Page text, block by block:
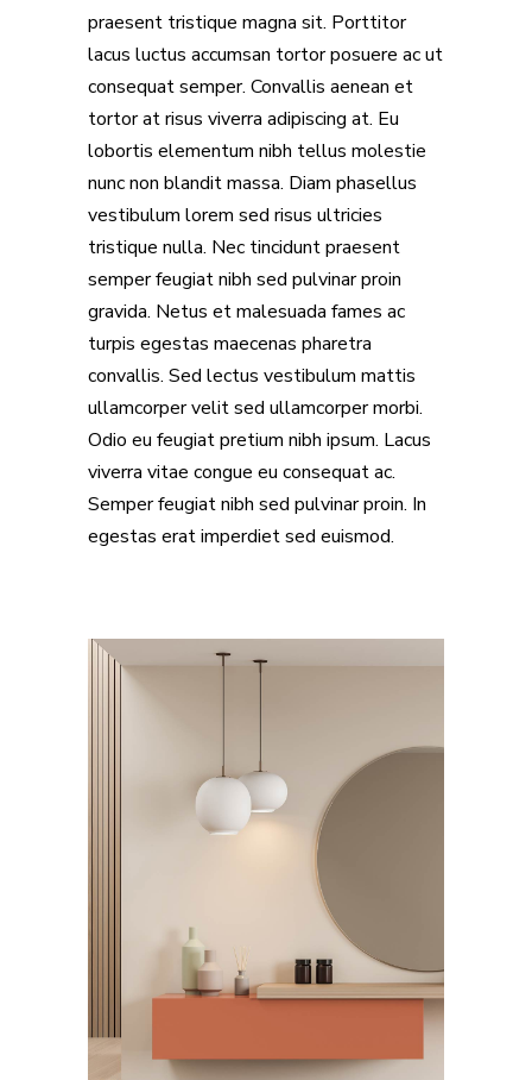
praesent tristique magna sit. Porttitor
lacus luctus accumsan tortor posuere ac ut
consequat semper. Convallis aenean et
tortor at risus viverra adipiscing at. Eu
lobortis elementum nibh tellus molestie
nunc non blandit massa. Diam phasellus
vestibulum lorem sed risus ultricies
tristique nulla. Nec tincidunt praesent
semper feugiat nibh sed pulvinar proin
gravida. Netus et malesuada fames ac
turpis egestas maecenas pharetra
convallis. Sed lectus vestibulum mattis
ullamcorper velit sed ullamcorper morbi.
Odio eu feugiat pretium nibh ipsum. Lacus
viverra vitae congue eu consequat ac.
Semper feugiat nibh sed pulvinar proin. In
egestas erat imperdiet sed euismod.